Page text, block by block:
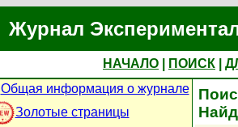
Журнал
НАЧАЛО ПОИСК
Общая информация о журнале
Золотые страницы